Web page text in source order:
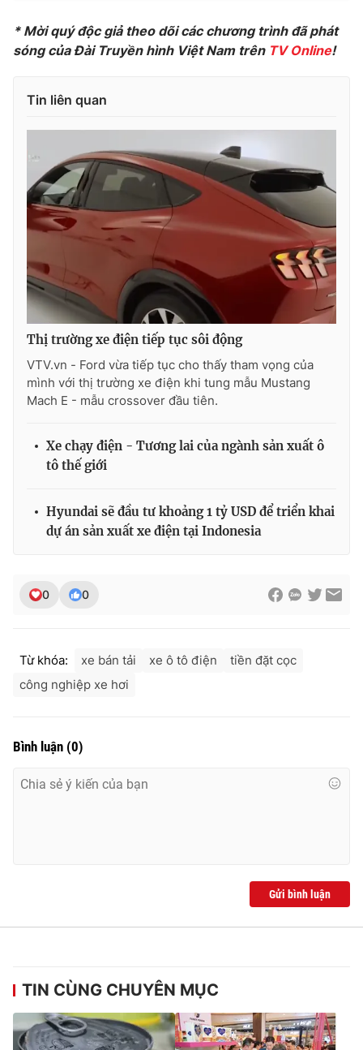
* Mời quý độc giả theo dõi các chương trình đã phát
sóng của Đài Truyền hình Việt Nam trên TV Online!
Tin liên quan
Thị trường xe điện tiếp tục sôi động
VTV.vn - Ford vừa tiếp tục cho thấy tham vọng của
mình với thị trường xe điện khi tung mẫu Mustang
Mach E - mẫu crossover đầu tiên.
Xe chạy điện - Tương lai của ngành sản xuất ô
tô thế giới
Hyundai sẽ đầu tư khoảng 1 tỷ USD để triển khai
dự án sản xuất xe điện tại Indonesia
0 0
Từ khóa: xe bán tải xe ô tô điện
tiền đặt cọc
công nghiệp xe hơi
Bình luận (0)
Gửi bình luận
TIN CÙNG CHUYÊN MỤC